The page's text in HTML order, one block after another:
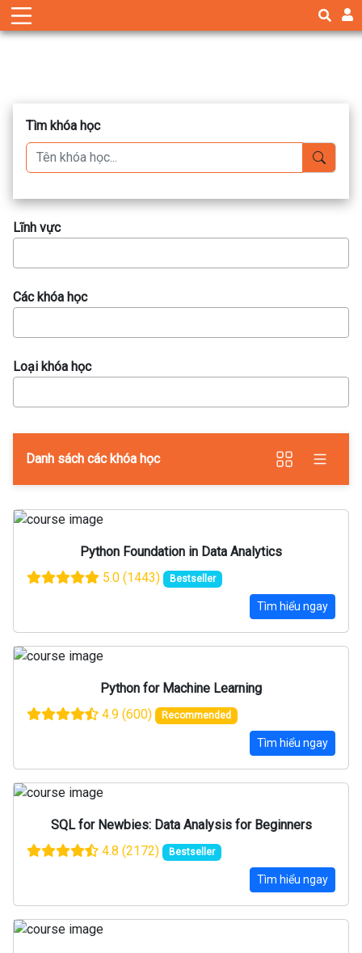
Tìm khóa học
Lĩnh vực
Các khóa học
Loại khóa học
Danh sách các khóa học
Python Foundation in Data Analytics
5.0 (1443) Bestseller
Tìm hiểu ngay
Python for Machine Learning
4.9 (600) Recommended
Tìm hiểu ngay
SQL for Newbies: Data Analysis for Beginners
4.8 (2172) Bestseller
Tìm hiểu ngay